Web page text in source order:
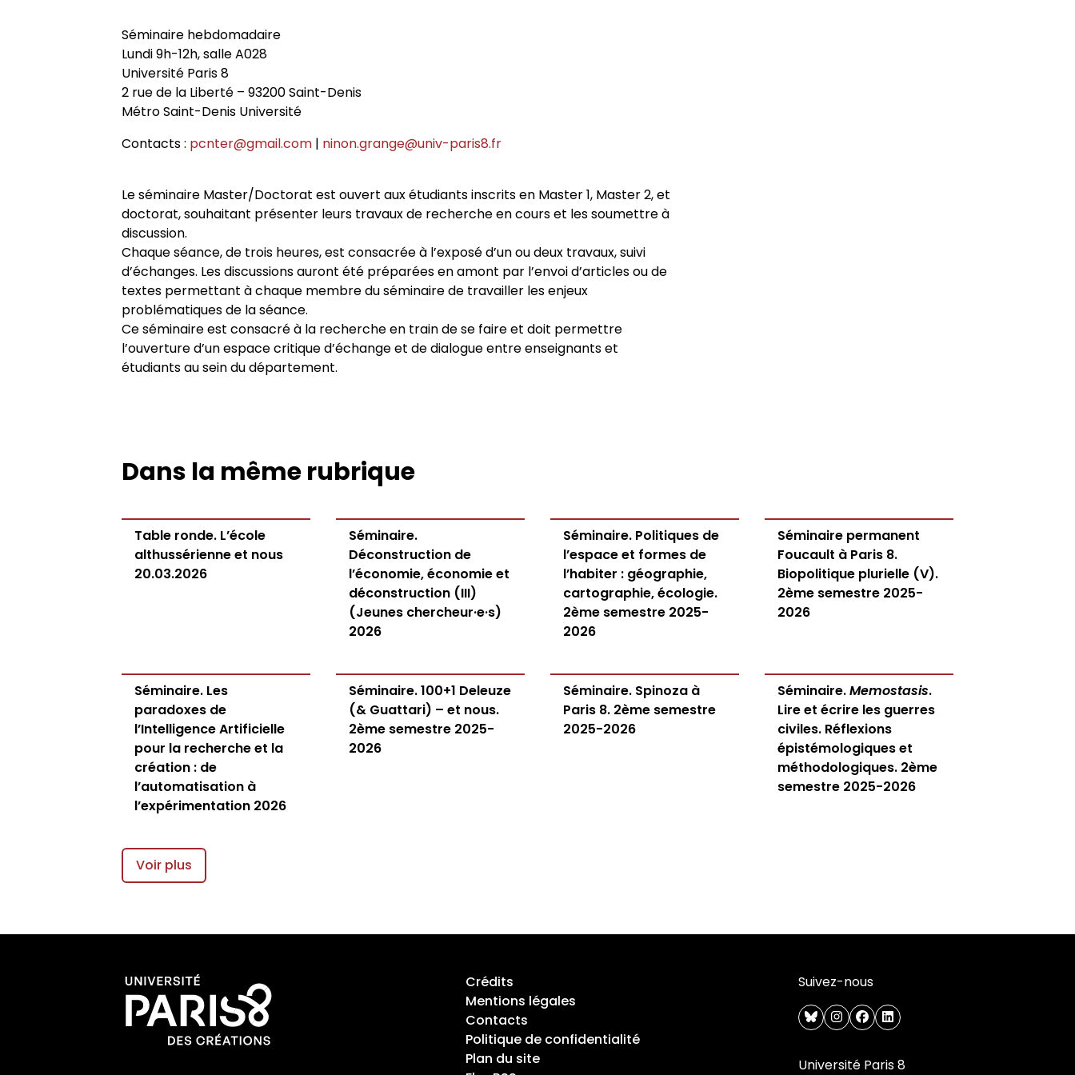
Conseil de laboratoire
Réglement interne
Listes de diffusion
Contacts
Axe 3. Groupe européen de recherches philosophiques
transdisciplinaires
Chaire internationale de philosophie contemporaine de
l’Université Paris 8
Groupe de recherche sur les archives foucaldiennes
Jeune recherche
Projets scientifiques adossés à des programmes
Chercheurs internationaux associés
Doctorants
Anciens diplômés
Chercheurs visitants
Doctorants et postdoctorants visitants
Soutenances de thèses HDR
Interventions extérieures
Autres événements
Appels à contributions
Revues et collections
Thèses
Accès à distance (e-P8 | ADUM)
Guide WikiP8
Bibliothèques universitaires
Séminaire hebdomadaire
Lundi 9h-12h, salle A028
Université Paris 8
2 rue de la Liberté – 93200 Saint-Denis
Métro Saint-Denis Université
Contacts : pcnter@gmail.com | ninon.grange@univ-paris8.fr
Le séminaire Master/Doctorat est ouvert aux étudiants inscrits en Master 1, Master 2, et
doctorat, souhaitant présenter leurs travaux de recherche en cours et les soumettre à
discussion.
Chaque séance, de trois heures, est consacrée à l’exposé d’un ou deux travaux, suivi
d’échanges. Les discussions auront été préparées en amont par l’envoi d’articles ou de
textes permettant à chaque membre du séminaire de travailler les enjeux
problématiques de la séance.
Ce séminaire est consacré à la recherche en train de se faire et doit permettre
l’ouverture d’un espace critique d’échange et de dialogue entre enseignants et
étudiants au sein du département.
Dans la même rubrique
Table ronde. L’école
althussérienne et nous
20.03.2026
Séminaire.
Déconstruction de
l’économie, économie et
déconstruction (III)
(Jeunes chercheur·e·s)
2026
Séminaire. Politiques de
l’espace et formes de
l’habiter : géographie,
cartographie, écologie.
2ème semestre 2025-
2026
Séminaire permanent
Foucault à Paris 8.
Biopolitique plurielle (V).
2ème semestre 2025-
2026
Séminaire. Les
paradoxes de
l’Intelligence Artificielle
pour la recherche et la
création : de
l’automatisation à
l’expérimentation 2026
Séminaire. 100+1 Deleuze
(& Guattari) – et nous.
2ème semestre 2025-
2026
Séminaire. Spinoza à
Paris 8. 2ème semestre
2025-2026
Séminaire.Memostasis.
Lire et écrire les guerres
civiles. Réflexions
épistémologiques et
méthodologiques. 2ème
semestre 2025-2026
Voir plus
Crédits
Mentions légales
Contacts
Politique de confidentialité
Plan du site
Suivez-nous
blueskyinstagram
facebook
linkedin
Université Paris 8